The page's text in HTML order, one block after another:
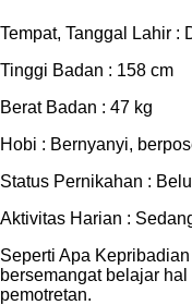
Tempat, Tanggal Lahir :
Tinggi Badan : 158 cm
Berat Badan : 47 kg
Hobi : Bernyanyi,
Status Pernikahan :
Aktivitas Harian :
Seperti Apa
bersemangat belajar
pemotretan.